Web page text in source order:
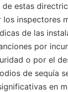
estas
inspectores
de las
por
o por el
de sequía
en